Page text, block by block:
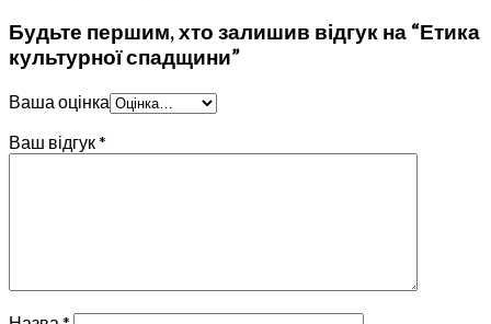
Будьте першим, хто залишив відгук на “Етика
культурної спадщини”
Ваша оцінка
Ваш відгук*